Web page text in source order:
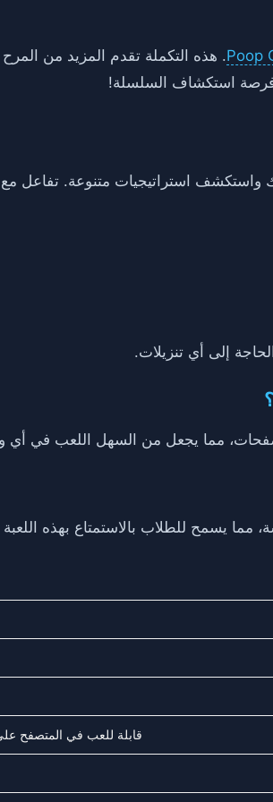
Poop. هذه التكملة تقدم المزيد من
فرصة استكشاف السلسلة!
واستكشف استراتيجيات متنوعة. تفاعل مع
قابلة للعب في المتصفح على